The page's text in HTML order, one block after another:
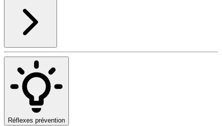
Réflexes prévention